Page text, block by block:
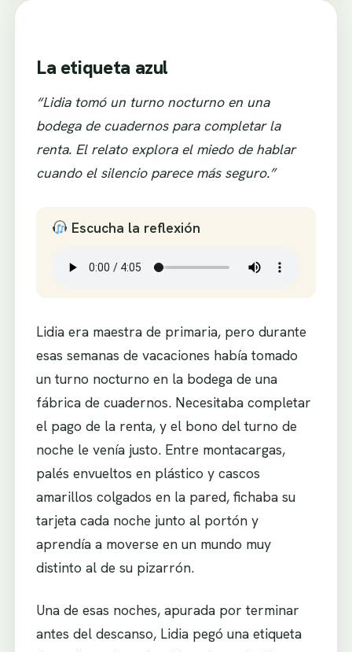
La etiqueta azul
“Lidia tomó un turno nocturno en una
bodega de cuadernos para completar la
renta. El relato explora el miedo de hablar
cuando el silencio parece más seguro.”
Escucha la reflexión
Lidia era maestra de primaria, pero durante
esas semanas de vacaciones había tomado
un turno nocturno en la bodega de una
fábrica de cuadernos. Necesitaba completar
el pago de la renta, y el bono del turno de
noche le venía justo. Entre montacargas,
palés envueltos en plástico y cascos
amarillos colgados en la pared, fichaba su
tarjeta cada noche junto al portón y
aprendía a moverse en un mundo muy
distinto al de su pizarrón.
Una de esas noches, apurada por terminar
antes del descanso, Lidia pegó una etiqueta